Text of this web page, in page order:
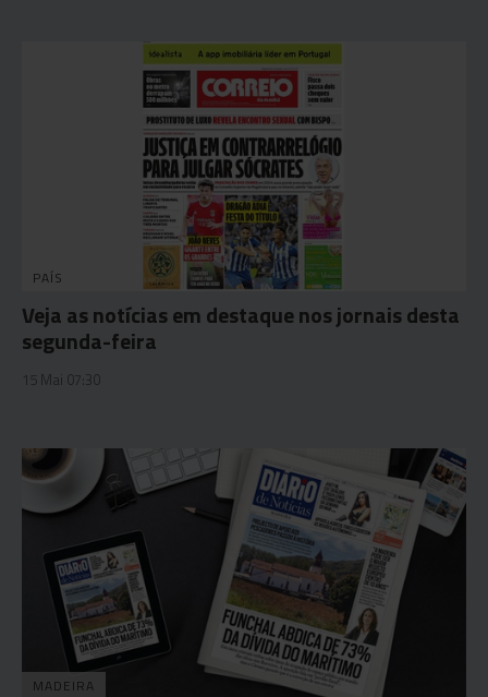
PAÍS
Veja as notícias em destaque nos jornais desta
segunda-feira
15 Mai 07:30
MADEIRA